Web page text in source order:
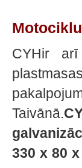
CYHir arī
Taivānā.
330 x 80